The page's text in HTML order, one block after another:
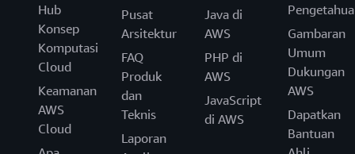
Hub
Konsep
Komputasi
Cloud
Keamanan
AWS
Cloud
Pusat
Arsitektur
FAQ
Produk
dan
Teknis
Laporan
Java di
AWS
PHP di
AWS
JavaScript
di AWS
Gambaran
Umum
Dukungan
AWS
Dapatkan
Bantuan